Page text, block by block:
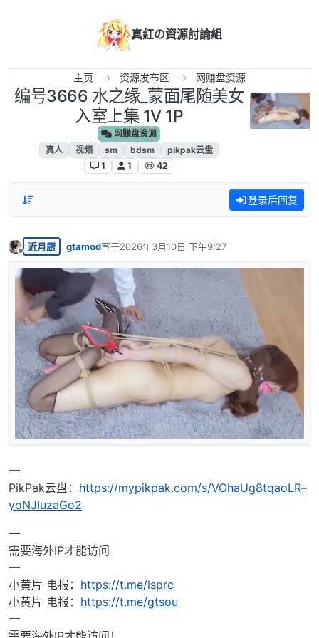
真紅の資源討論組
主页 资源发布区 网赚盘资源
编号3666 水之缘_蒙面尾随美女
入室上集 1V 1P
网赚盘资源
真人
视频 sm bdsm
pikpak云盘
1
1 42
登录后回复
离线
近月厨 gtamod写于2026年3月10日 下午9:27
最后由 编辑
━
PikPak云盘： https://mypikpak.com/s/VOhaUg8tqaoLR–
yoNJIuzaGo2
━
需要海外IP才能访问
━
小黄片 电报： https://t.me/lsprc
小黄片 电报： https://t.me/gtsou
━